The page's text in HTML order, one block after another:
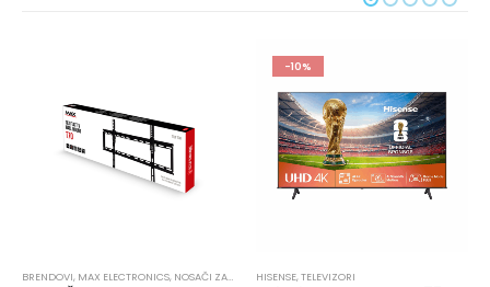
BRENDOVI, MAX ELECTRONICS, NOSAČI ZA TELEVIZOR ,TELEVIZORI
-10%
HISENSE,TELEVIZORI